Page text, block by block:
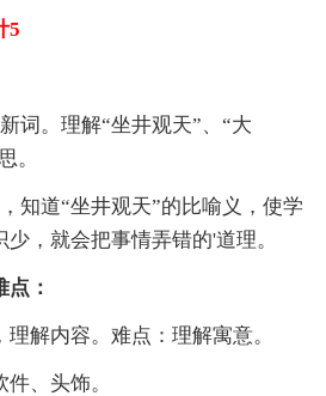
5
。理解“坐井观天”、“大
。
道“坐井观天”的比喻义，使学
，就会把事情弄错的'道理。
：
解内容。难点：理解寓意。
件、头饰。